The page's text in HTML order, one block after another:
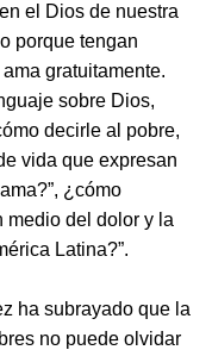
el Dios de nuestra
porque tengan
gratuitamente.
sobre Dios,
decirle al pobre,
vida que expresan
¿cómo
medio del dolor y la
Latina?”.
ha subrayado que la
no puede olvidar